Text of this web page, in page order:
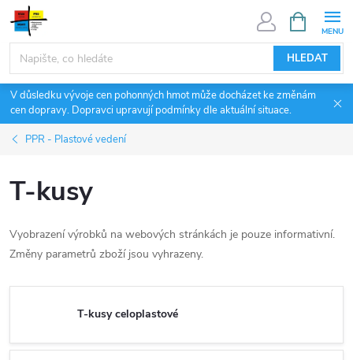
Přejít
obsah
HLEDAT
NÁKUPNÍ
KOŠÍK
V důsledku vývoje cen pohonných hmot může docházet ke změnám
cen dopravy. Dopravci upravují podmínky dle aktuální situace.
PPR - Plastové vedení
T-kusy
Vyobrazení výrobků na webových stránkách je pouze informativní.
Změny parametrů zboží jsou vyhrazeny.
T-kusy celoplastové